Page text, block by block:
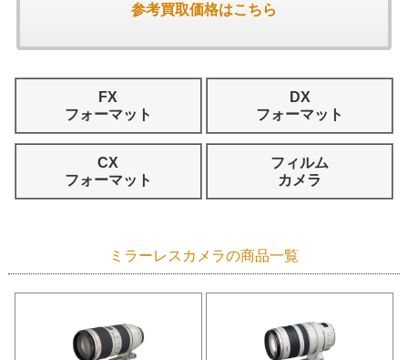
参考買取価格はこちら
FX
フォーマット
DX
フォーマット
CX
フォーマット
フィルム
カメラ
ミラーレスカメラの商品一覧